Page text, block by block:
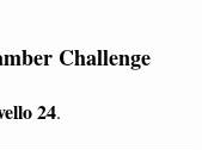
Challenge
24.